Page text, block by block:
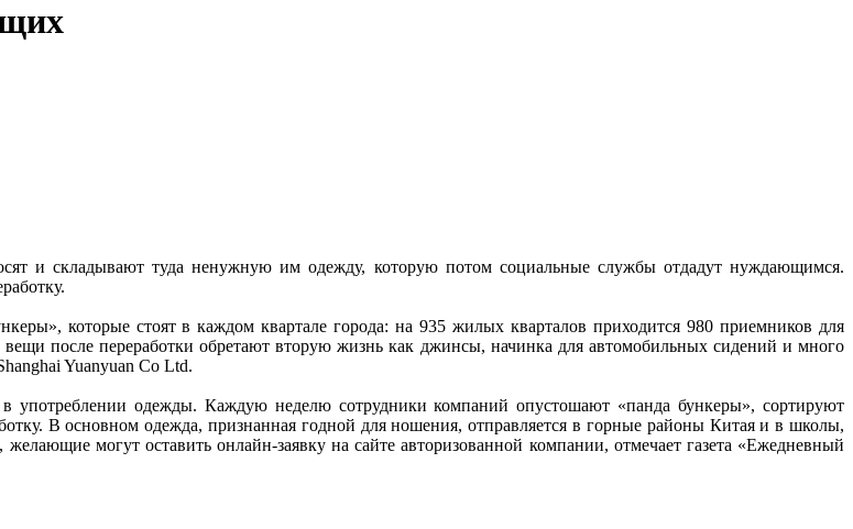
и складывают туда ненужную им одежду, которую потом социальные службы отдадут нуждающимся.
которые стоят в каждом квартале города: на 935 жилых кварталов приходится 980 приемников для
после переработки обретают вторую жизнь как джинсы, начинка для автомобильных сидений и много
Yuanyuan Co Ltd.
употреблении одежды. Каждую неделю сотрудники компаний опустошают «панда бункеры», сортируют
В основном одежда, признанная годной для ношения, отправляется в горные районы Китая и в школы,
могут оставить онлайн-заявку на сайте авторизованной компании, отмечает газета «Ежедневный